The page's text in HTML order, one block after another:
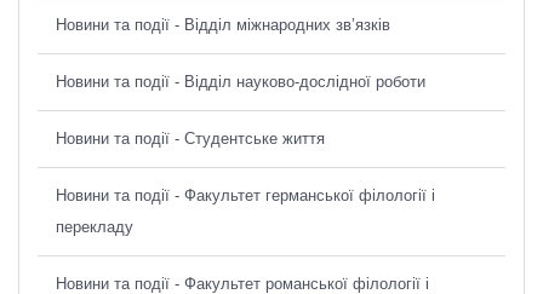
Новини та події - Відділ міжнародних зв’язків
Новини та події - Відділ науково-дослідної роботи
Новини та події - Студентське життя
Новини та події - Факультет германської філології і
перекладу
Новини та події - Факультет романської філології і